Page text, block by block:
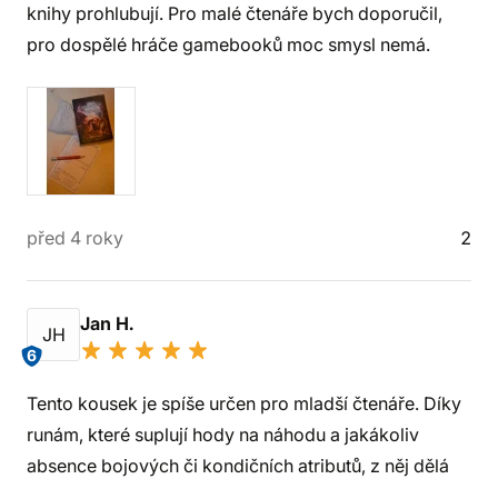
knihy prohlubují. Pro malé čtenáře bych doporučil,
pro dospělé hráče gamebooků moc smysl nemá.
před 4 roky 2
JH
6
Jan H.
Tento kousek je spíše určen pro mladší čtenáře. Díky
runám, které suplují hody na náhodu a jakákoliv
absence bojových či kondičních atributů, z něj dělá